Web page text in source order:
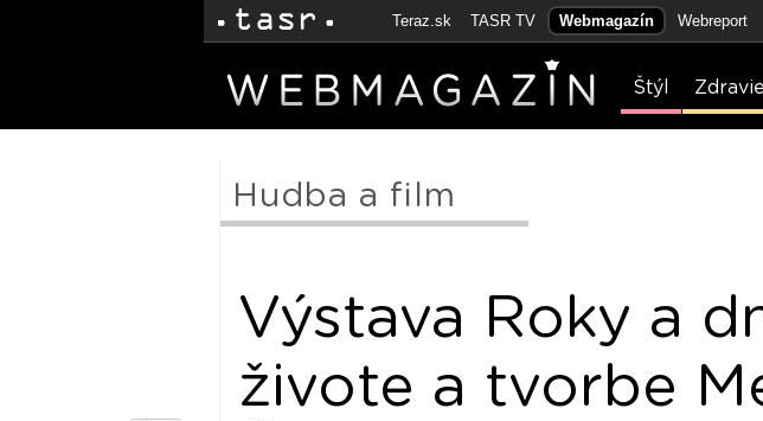
Teraz.sk TASR TV Webmagazín Webreport
Štýl Zdravie
Hudba a film
Výstava Roky a
živote a tvorbe